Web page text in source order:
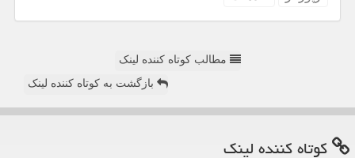
مطالب کوتاه کننده لینک
بازگشت به کوتاه کننده لینک
كوتاه كننده لینك